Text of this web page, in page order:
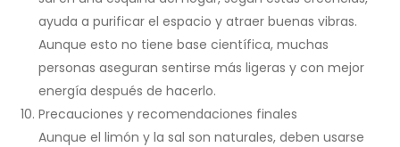
ayuda a purificar el espacio y atraer buenas vibras.
Aunque esto no tiene base científica, muchas
personas aseguran sentirse más ligeras y con mejor
energía después de hacerlo.
Precauciones y recomendaciones finales
Aunque el limón y la sal son naturales, deben usarse